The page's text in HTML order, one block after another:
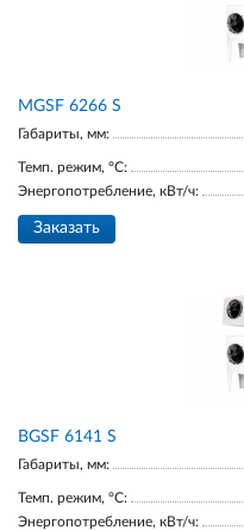
МGSF 6266 S
Габариты, мм:
Темп. режим, °С:
Энергопотребление, кВт/ч:
Заказать
BGSF 6141 S
Габариты, мм:
Темп. режим, °С:
Энергопотребление, кВт/ч: